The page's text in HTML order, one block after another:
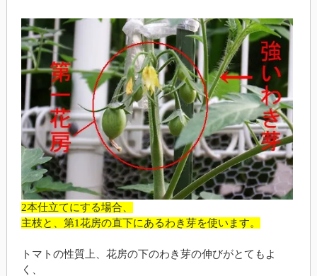
2本仕立てにする場合、
主枝と、第1花房の直下にあるわき芽を使います。
トマトの性質上、花房の下のわき芽の伸びがとてもよ
く、